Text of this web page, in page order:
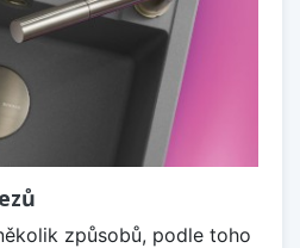
způsobů, podle toho